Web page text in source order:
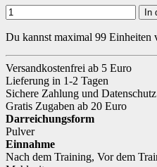
In
Du kannst maximal 99 Einheiten
Versandkostenfrei ab 5 Euro
Lieferung in 1-2 Tagen
Sichere Zahlung und Datenschutz
Gratis Zugaben ab 20 Euro
Darreichungsform
Pulver
Einnahme
Nach dem Training, Vor dem